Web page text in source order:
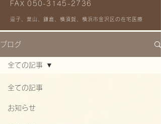
FAX 050-3145-2736
逗子、葉山、鎌倉、横須賀、横浜市金沢区の在宅医療
ブログ
全ての記事
お知らせ
全ての記事